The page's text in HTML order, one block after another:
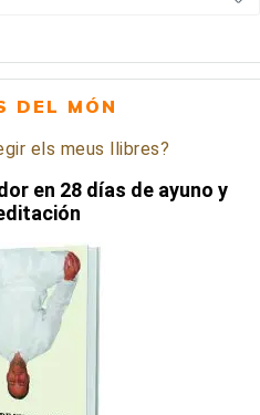
DEL MÓN
els meus llibres?
en 28 días de ayuno y